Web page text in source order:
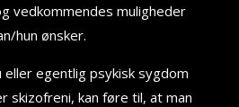
vedkommendes muligheder
hun ønsker.
egentlig psykisk sygdom
skizofreni, kan føre til, at man